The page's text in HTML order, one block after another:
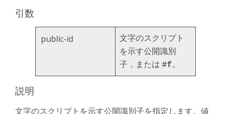
引数
public-id
文字のスクリプト
を示す公開識別
子，または #f。
説明
文字のスクリプトを示す公開識別子を指定します。値